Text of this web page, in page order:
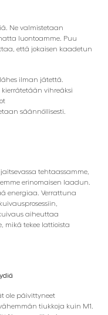
Ne valmistetaan
luontoamme. Puu
että jokaisen kaadetun
ilman jätettä.
vihreäksi
säännöllisesti.
tehtaassamme,
erinomaisen laadun.
energiaa. Verrattuna
aiheuttaa
mikä tekee lattioista
ole päivittyneet
tiukkoja kuin M1.